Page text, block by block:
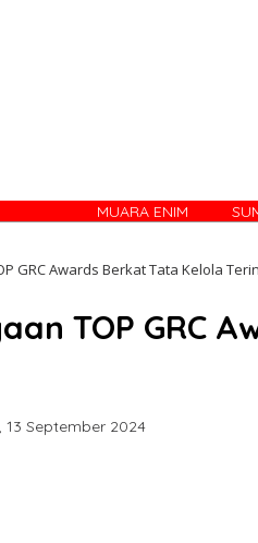
MUARA ENIM
GRC Awards Berkat Tata Kelola
TOP GRC
13 September 2024